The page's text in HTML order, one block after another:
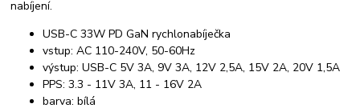
nabíjení.
USB-C 33W PD GaN rychlonabíječka
vstup: AC 110-240V, 50-60Hz
výstup: USB-C 5V 3A, 9V 3A, 12V 2,5A, 15V 2A, 20V 1,5A
PPS: 3.3 - 11V 3A, 11 - 16V 2A
barva: bílá